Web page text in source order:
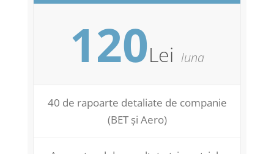
120Lei luna
40 de rapoarte detaliate de companie
(BET și Aero)